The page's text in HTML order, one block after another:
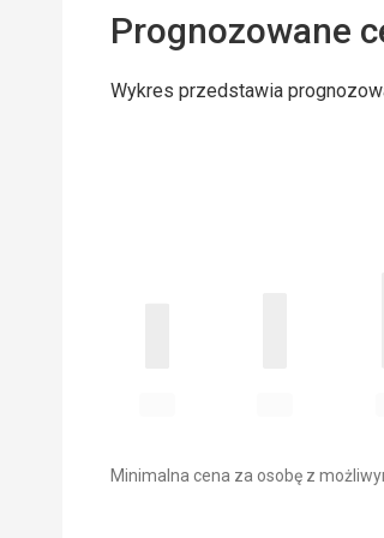
Prognozowane
Wykres przedstawia
Minimalna cena za osobę z